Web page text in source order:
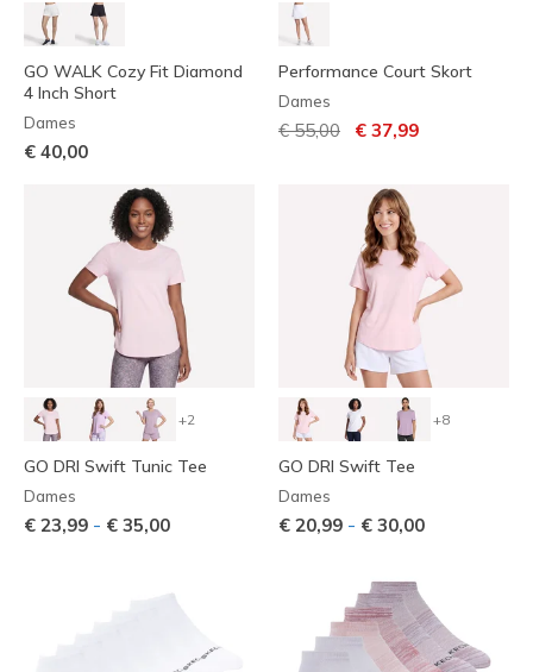
GO WALK Cozy Fit Diamond
4 Inch Short
Dames
€ 40,00
Performance Court Skort
Dames
Prijs verlaagd van
€ 55,00 naar
€ 37,99
+2
GO DRI Swift Tunic Tee
Dames
€ 23,99 - € 35,00
+8
GO DRI Swift Tee
Dames
€ 20,99 - € 30,00